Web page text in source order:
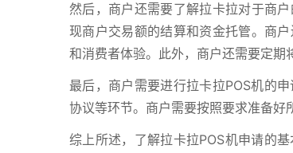
然后，商户还需要了解拉卡拉对于商
现商户交易额的结算和资金托管。商
和消费者体验。此外，商户还需要定期
最后，商户需要进行拉卡拉POS机的
协议等环节。商户需要按照要求准备好
综上所述，了解拉卡拉POS机申请的